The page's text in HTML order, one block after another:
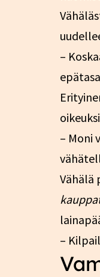
–
– Moni
Vähälä
–